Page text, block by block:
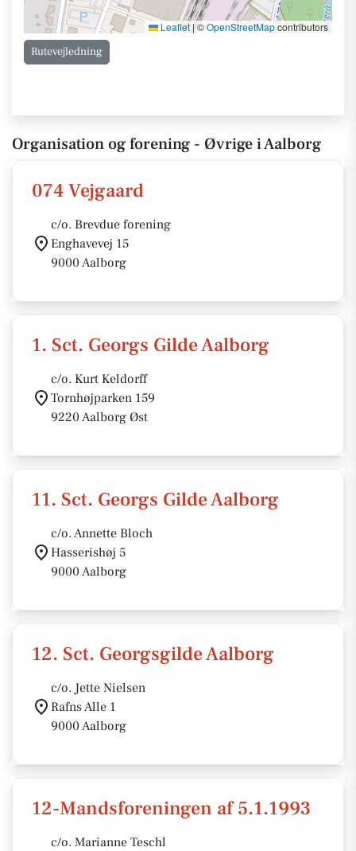
Leaflet|©OpenStreetMapcontributors
Rutevejledning
Organisation og forening - Øvrige i Aalborg
074 Vejgaard
c/o. Brevdue forening
Enghavevej 15
9000 Aalborg
1. Sct. Georgs Gilde Aalborg
c/o. Kurt Keldorff
Tornhøjparken 159
9220 Aalborg Øst
11. Sct. Georgs Gilde Aalborg
c/o. Annette Bloch
Hasserishøj 5
9000 Aalborg
12. Sct. Georgsgilde Aalborg
c/o. Jette Nielsen
Rafns Alle 1
9000 Aalborg
12-Mandsforeningen af 5.1.1993
c/o. Marianne Teschl